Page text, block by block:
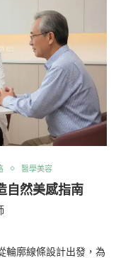
醫學美容
自然美感指南
輪廓線條設計出發，為